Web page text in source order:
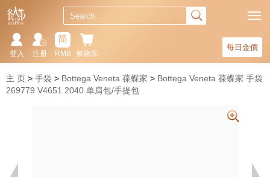
每日金價
购物车
简
RMB
注册
登入
主 页 手袋 Bottega Veneta 葆蝶家
Bottega Veneta 葆蝶家 手袋
269779 V4651 2040 单肩包/手提包